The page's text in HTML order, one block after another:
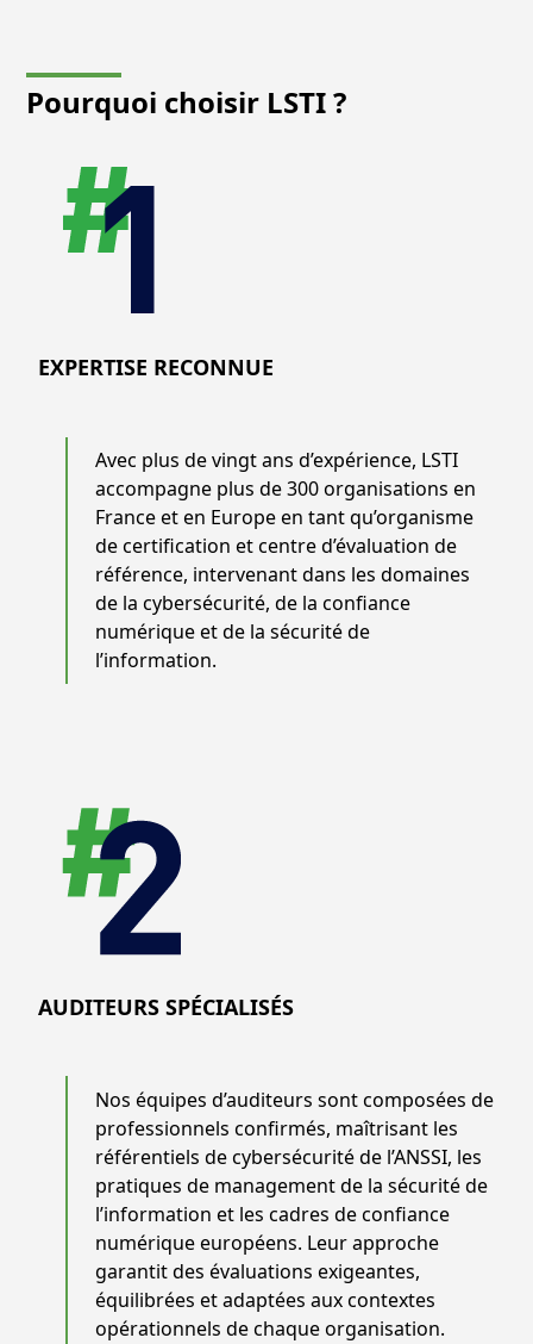
Pourquoi choisir LSTI ?
EXPERTISE RECONNUE
Avec plus de vingt ans d’expérience, LSTI
accompagne plus de 300 organisations en
France et en Europe en tant qu’organisme
de certification et centre d’évaluation de
référence, intervenant dans les domaines
de la cybersécurité, de la confiance
numérique et de la sécurité de
l’information.
AUDITEURS SPÉCIALISÉS
Nos équipes d’auditeurs sont composées de
professionnels confirmés, maîtrisant les
référentiels de cybersécurité de l’ANSSI, les
pratiques de management de la sécurité de
l’information et les cadres de confiance
numérique européens. Leur approche
garantit des évaluations exigeantes,
équilibrées et adaptées aux contextes
opérationnels de chaque organisation.